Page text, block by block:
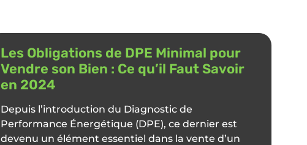
Les Obligations de DPE Minimal pour
Vendre son Bien : Ce qu’il Faut Savoir
en 2024
Depuis l’introduction du Diagnostic de
Performance Énergétique (DPE), ce dernier est
devenu un élément essentiel dans la vente d’un